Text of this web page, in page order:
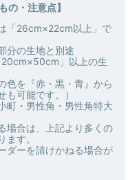
の・注意点】
「26cm×22cm以上」で
分の生地と別途
20cm×50cm」以上の生
色を『赤・黒・青』から
も可能です。）
町・男性角・男性角特大
場合は、上記より多くの
す。
ダーを請けかねる場合が